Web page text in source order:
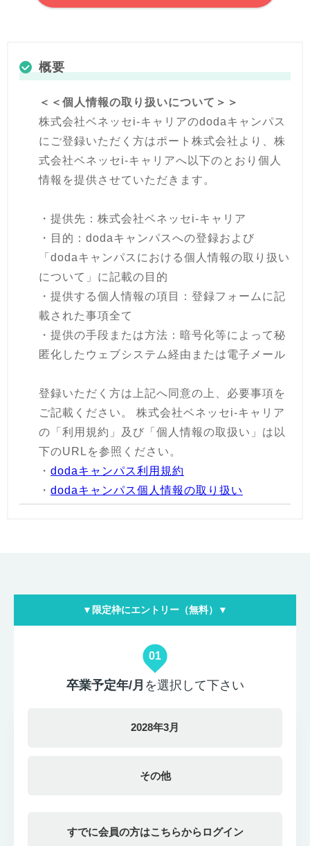
概要
＜＜個人情報の取り扱いについて＞＞
株式会社ベネッセi-キャリアのdodaキャンパス
にご登録いただく方はポート株式会社より、株
式会社ベネッセi-キャリアへ以下のとおり個人
情報を提供させていただきます。
・提供先：株式会社ベネッセi-キャリア
・目的：dodaキャンパスへの登録および
「dodaキャンパスにおける個人情報の取り扱い
について」に記載の目的
・提供する個人情報の項目：登録フォームに記
載された事項全て
・提供の手段または方法：暗号化等によって秘
匿化したウェブシステム経由または電子メール
登録いただく方は上記へ同意の上、必要事項を
ご記載ください。 株式会社ベネッセi-キャリア
の「利用規約」及び「個人情報の取扱い」は以
下のURLを参照ください。
・ dodaキャンパス利用規約
・ dodaキャンパス個人情報の取り扱い
▼限定枠にエントリー（無料）▼
01
卒業予定年/月 を選択して下さい
2028年3月
その他
すでに会員の方はこちらからログイン